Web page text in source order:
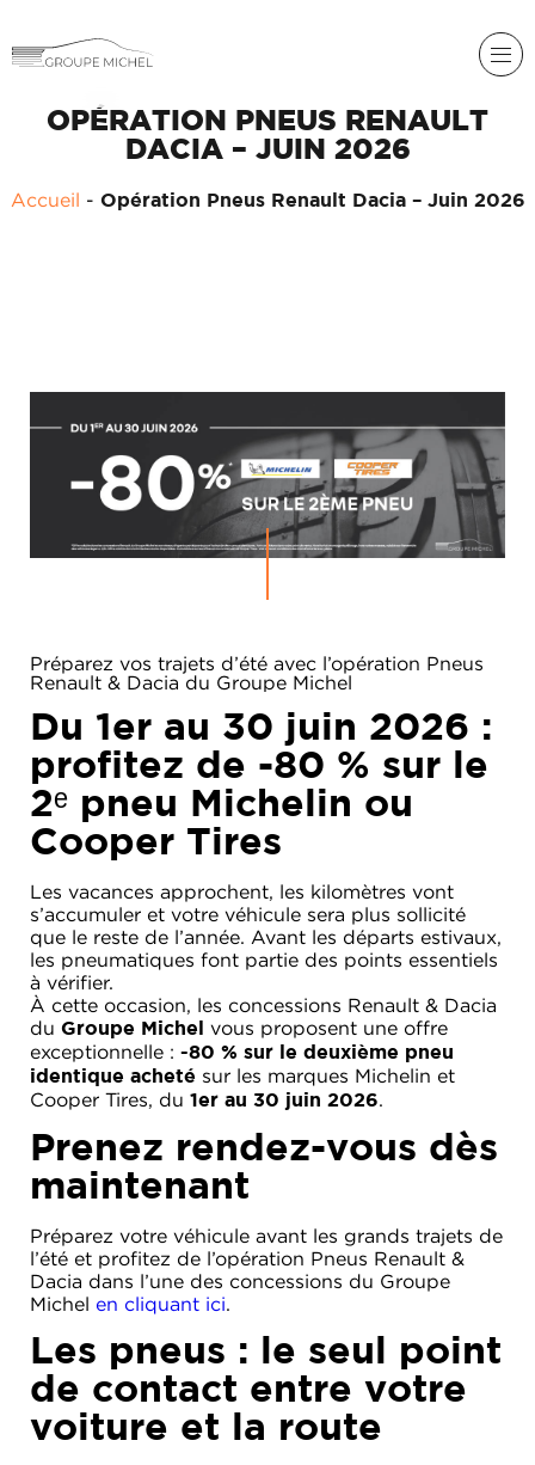
RENAULT
DACIA
ALPINE
LIGIER
MICROCAR
LIGIER
PROFESSIONAL
NOS
SERVICES
GROUPE
MICHEL
ACADÉMIE
HISTORIQUE
DU
GROUPE
MICHEL
ACTUALITÉS
OPÉRATION PNEUS RENAULT
DACIA – JUIN 2026
Accueil - Opération Pneus Renault Dacia – Juin 2026
Préparez vos trajets d’été avec l’opération Pneus
Renault & Dacia du Groupe Michel
Du 1er au 30 juin 2026 :
profitez de -80 % sur le
2ᵉ pneu Michelin ou
Cooper Tires
Les vacances approchent, les kilomètres vont
s’accumuler et votre véhicule sera plus sollicité
que le reste de l’année. Avant les départs estivaux,
les pneumatiques font partie des points essentiels
à vérifier.
À cette occasion, les concessions Renault & Dacia
du Groupe Michel
vous proposent une offre
exceptionnelle : -80 % sur le deuxième pneu
identique acheté sur les marques Michelin et
Cooper Tires, du 1er au 30 juin 2026.
Prenez rendez-vous dès
maintenant
Préparez votre véhicule avant les grands trajets de
l’été et profitez de l’opération Pneus Renault &
Dacia dans l’une des concessions du Groupe
Michel en cliquant ici.
Les pneus : le seul point
de contact entre votre
voiture et la route